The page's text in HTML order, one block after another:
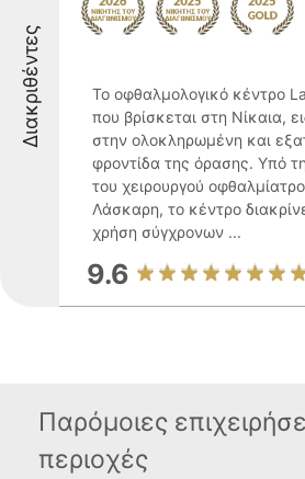
Διακριθέντες
Το οφθαλμολογικό κέντρο
που βρίσκεται στη Νίκαια,
στην ολοκληρωμένη και
φροντίδα της όρασης. Υπό
του χειρουργού
Λάσκαρη, το κέντρο
χρήση σύγχρονων ...
9.6
Παρόμοιες
περιοχές